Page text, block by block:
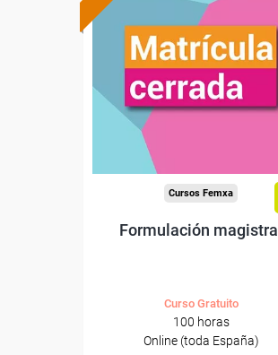
Cursos Femxa
Formulación magistral
Curso Gratuito
100 horas
Online (toda España)